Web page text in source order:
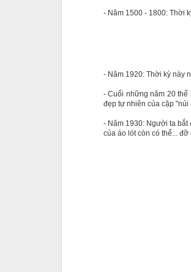
- Năm 1500 - 1800: Thời
- Năm 1920: Thời kỳ này
- Cuối những năm 20 thế
đẹp tự nhiên của cặp "núi
- Năm 1930: Người ta bắt
của áo lót còn có thể... đỡ
Jason Nguyễn sinh
nghệ sĩ. Trên mạng
nghiệp. Hồi đầu năm